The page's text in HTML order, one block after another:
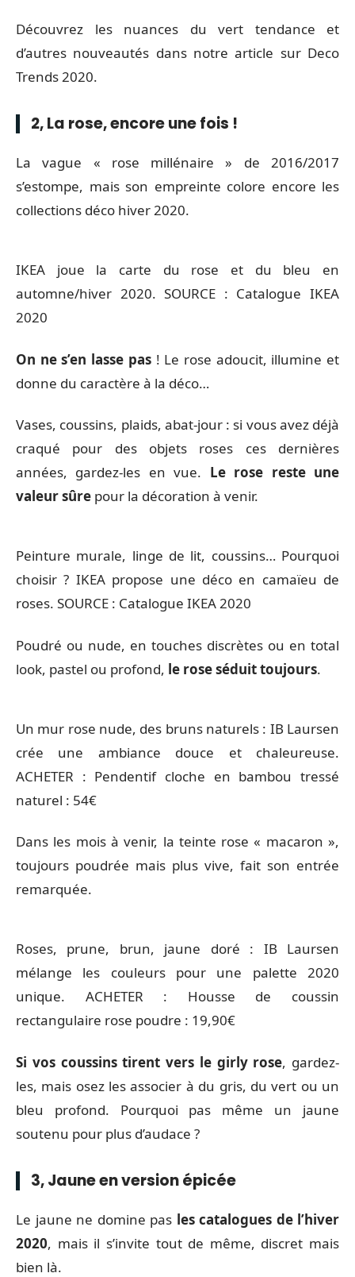
Découvrez les nuances du vert tendance et
d’autres nouveautés dans notre article sur Deco
Trends 2020.
2, La rose, encore une fois !
La vague « rose millénaire » de 2016/2017
s’estompe, mais son empreinte colore encore les
collections déco hiver 2020.
IKEA joue la carte du rose et du bleu en
automne/hiver 2020. SOURCE : Catalogue IKEA
2020
On ne s’en lasse pas! Le rose adoucit, illumine et
donne du caractère à la déco…
Vases, coussins, plaids, abat-jour : si vous avez déjà
craqué pour des objets roses ces dernières
années, gardez-les en vue. Le rose reste une
valeur sûre pour la décoration à venir.
Peinture murale, linge de lit, coussins… Pourquoi
choisir ? IKEA propose une déco en camaïeu de
roses. SOURCE : Catalogue IKEA 2020
Poudré ou nude, en touches discrètes ou en total
look, pastel ou profond, le rose séduit toujours.
Un mur rose nude, des bruns naturels : IB Laursen
crée une ambiance douce et chaleureuse.
ACHETER : Pendentif cloche en bambou tressé
naturel : 54€
Dans les mois à venir, la teinte rose « macaron »,
toujours poudrée mais plus vive, fait son entrée
remarquée.
Roses, prune, brun, jaune doré : IB Laursen
mélange les couleurs pour une palette 2020
unique. ACHETER : Housse de coussin
rectangulaire rose poudre : 19,90€
Si vos coussins tirent vers le girly rose, gardez-
les, mais osez les associer à du gris, du vert ou un
bleu profond. Pourquoi pas même un jaune
soutenu pour plus d’audace ?
3, Jaune en version épicée
Le jaune ne domine pas les catalogues de l’hiver
2020, mais il s’invite tout de même, discret mais
bien là.